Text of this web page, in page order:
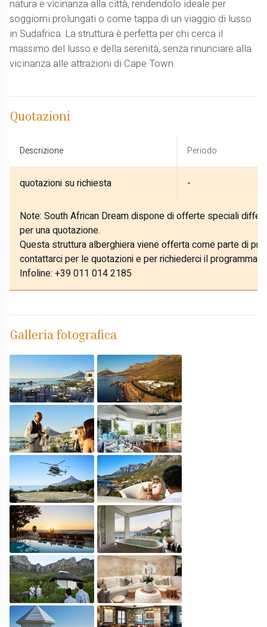
natura e vicinanza alla città, rendendolo ideale per
soggiorni prolungati o come tappa di un viaggio di lusso
in Sudafrica. La struttura è perfetta per chi cerca il
massimo del lusso e della serenità, senza rinunciare alla
vicinanza alle attrazioni di Cape Town.
Quotazioni
Descrizione Periodo
quotazioni su richiesta -
Note: South African Dream dispone di offerte speciali
per una quotazione.
Questa struttura alberghiera viene offerta come parte di
contattarci per le quotazioni e per richiederci il programma
Infoline: +39 011 014 2185
Galleria fotografica